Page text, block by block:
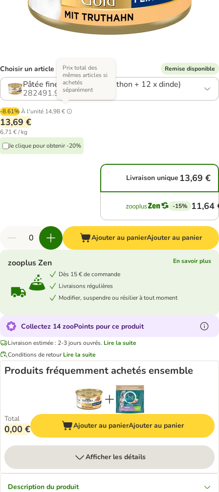
Choisir un article (12 variantes) Remise disponible
Pâtée fine, lot mixte (12 x thon + 12 x dinde)
282491.9
-8.61%À l'unité 14,98 €
Prix total des
mêmes articles si
achetés
séparément
13,69 €
6,71 € / kg
Je clique pour obtenir -20%
Livraison unique 13,69 €
-15% 11,64
Ajouter au panierAjouter au panier
zooplus Zen
En savoir plus
Dès 15 € de commande
Livraisons régulières
Modifier, suspendre ou résilier à tout moment
Collectez 14 zooPoints pour ce produit
Livraison estimée : 2-3 jours ouvrés. Lire la suite
Conditions de retour Lire la suite
Produits fréquemment achetés ensemble
Total
0,00 € Ajouter au panierAjouter au panier
Afficher les détails
Description du produit